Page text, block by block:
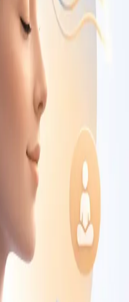
Marcar consulta
Colégio de Pediatria da
para condições
por